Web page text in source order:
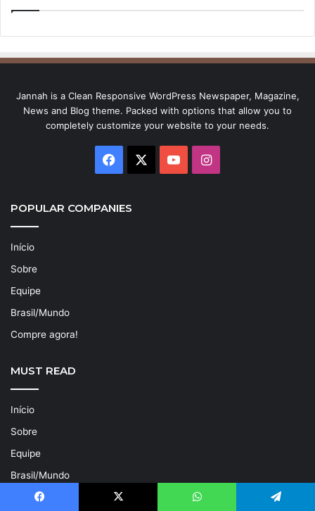
Jannah is a Clean Responsive WordPress Newspaper, Magazine,
News and Blog theme. Packed with options that allow you to
completely customize your website to your needs.
Facebook YouTubeInstagram
POPULAR COMPANIES
Início
Sobre
Equipe
Brasil/Mundo
Compre agora!
MUST READ
Início
Sobre
Equipe
Brasil/Mundo
Compre agora!